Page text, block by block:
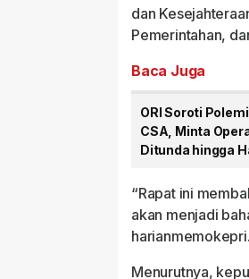
dan
Pemerintahan,
Baca Juga
ORI Soroti
CSA, Minta
Ditunda hingga
“Rapat ini
akan menjadi
Menurutnya,